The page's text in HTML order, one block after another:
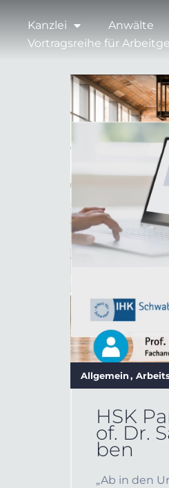
Kanzlei Anwälte
Vortragsreihe für
Allgemein
HSK
of. Dr.
ben
„Ab in den